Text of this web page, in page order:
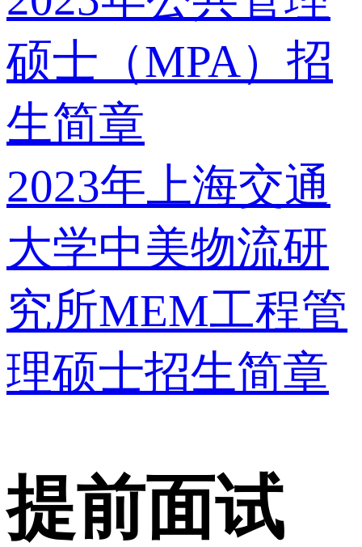
硕士（MPA）招
生简章
2023年上海交通
大学中美物流研
究所MEM工程管
理硕士招生简章
提前面试